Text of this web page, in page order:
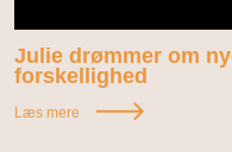
Julie drømmer om
forskellighed
Læs mere